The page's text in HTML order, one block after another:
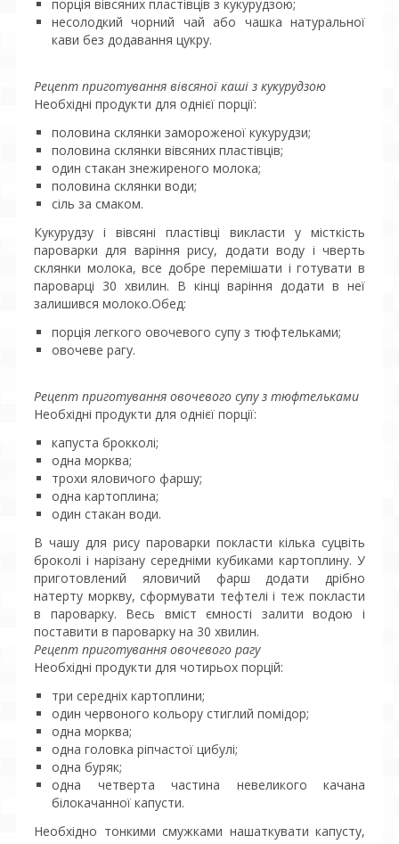
порція вівсяних пластівців з кукурудзою;
несолодкий чорний чай або чашка натуральної
кави без додавання цукру.
Рецепт приготування вівсяної каші з кукурудзою
Необхідні продукти для однієї порції:
половина склянки замороженої кукурудзи;
половина склянки вівсяних пластівців;
один стакан знежиреного молока;
половина склянки води;
сіль за смаком.
Кукурудзу і вівсяні пластівці викласти у місткість
пароварки для варіння рису, додати воду і чверть
склянки молока, все добре перемішати і готувати в
пароварці 30 хвилин. В кінці варіння додати в неї
залишився молоко.Обед:
порція легкого овочевого супу з тюфтельками;
овочеве рагу.
Рецепт приготування овочевого супу з тюфтельками
Необхідні продукти для однієї порції:
капуста брокколі;
одна морква;
трохи яловичого фаршу;
одна картоплина;
один стакан води.
В чашу для рису пароварки покласти кілька суцвіть
броколі і нарізану середніми кубиками картоплину. У
приготовлений яловичий фарш додати дрібно
натерту моркву, сформувати тефтелі і теж покласти
в пароварку. Весь вміст ємності залити водою і
поставити в пароварку на 30 хвилин.
Рецепт приготування овочевого рагу
Необхідні продукти для чотирьох порцій:
три середніх картоплини;
один червоного кольору стиглий помідор;
одна морква;
одна головка ріпчастої цибулі;
одна буряк;
одна четверта частина невеликого качана
білокачанної капусти.
Необхідно тонкими смужками нашаткувати капусту,